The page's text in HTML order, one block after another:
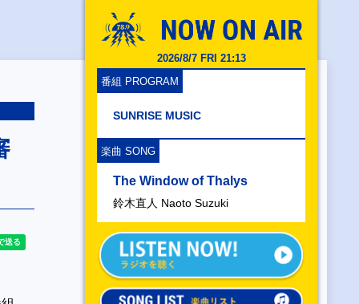
2026/8/7 FRI 21:13
番組 PROGRAM
SUNRISE MUSIC
楽曲 SONG
The Window of Thalys
鈴木直人 Naoto Suzuki